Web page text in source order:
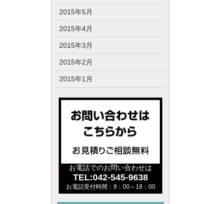
2015年5月
2015年4月
2015年3月
2015年2月
2015年1月
お電話でのお問い合わせは
TEL:042-545-9638
お電話受付時間：9：00～18：00